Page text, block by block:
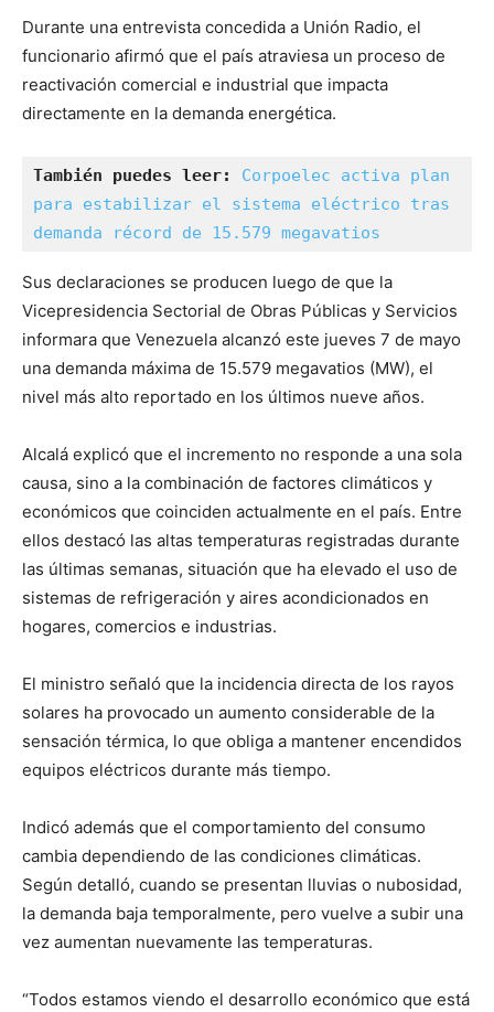
Durante una entrevista concedida a Unión Radio, el
funcionario afirmó que el país atraviesa un proceso de
reactivación comercial e industrial que impacta
directamente en la demanda energética.
También puedes leer:
Corpoelec activa plan
para estabilizar el sistema eléctrico tras
demanda récord de 15.579 megavatios
Sus declaraciones se producen luego de que la
Vicepresidencia Sectorial de Obras Públicas y Servicios
informara que Venezuela alcanzó este jueves 7 de mayo
una demanda máxima de 15.579 megavatios (MW), el
nivel más alto reportado en los últimos nueve años.
Alcalá explicó que el incremento no responde a una sola
causa, sino a la combinación de factores climáticos y
económicos que coinciden actualmente en el país. Entre
ellos destacó las altas temperaturas registradas durante
las últimas semanas, situación que ha elevado el uso de
sistemas de refrigeración y aires acondicionados en
hogares, comercios e industrias.
El ministro señaló que la incidencia directa de los rayos
solares ha provocado un aumento considerable de la
sensación térmica, lo que obliga a mantener encendidos
equipos eléctricos durante más tiempo.
Indicó además que el comportamiento del consumo
cambia dependiendo de las condiciones climáticas.
Según detalló, cuando se presentan lluvias o nubosidad,
la demanda baja temporalmente, pero vuelve a subir una
vez aumentan nuevamente las temperaturas.
“Todos estamos viendo el desarrollo económico que está